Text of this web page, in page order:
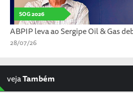
SOG 2026
ABPIP leva ao Sergipe Oil & Gas
28/07/26
vejaTambém